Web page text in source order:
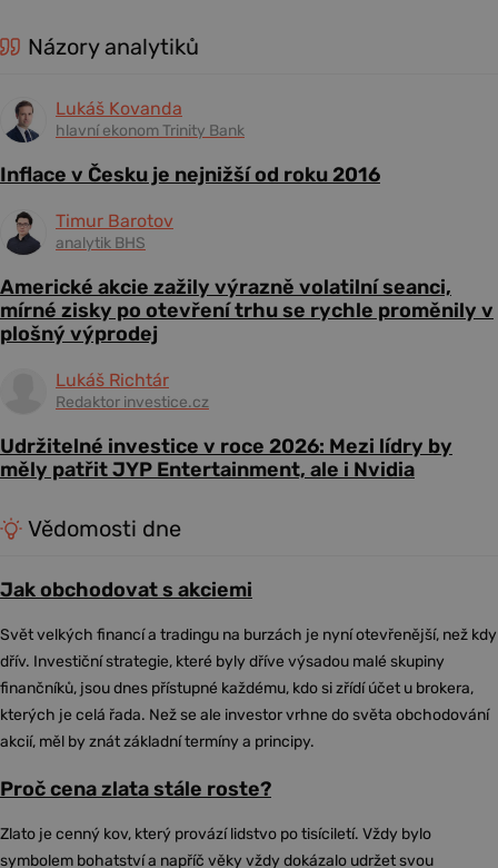
Názory analytiků
Lukáš Kovanda
hlavní ekonom Trinity Bank
Inflace v Česku je nejnižší od roku 2016
Timur Barotov
analytik BHS
Americké akcie zažily výrazně volatilní seanci,
mírné zisky po otevření trhu se rychle proměnily v
plošný výprodej
Lukáš Richtár
Redaktor investice.cz
Udržitelné investice v roce 2026: Mezi lídry by
měly patřit JYP Entertainment, ale i Nvidia
Vědomosti dne
Jak obchodovat s akciemi
Svět velkých financí a tradingu na burzách je nyní otevřenější, než kdy
dřív. Investiční strategie, které byly dříve výsadou malé skupiny
finančníků, jsou dnes přístupné každému, kdo si zřídí účet u brokera,
kterých je celá řada. Než se ale investor vrhne do světa obchodování
akcií, měl by znát základní termíny a principy.
Proč cena zlata stále roste?
Zlato je cenný kov, který provází lidstvo po tisíciletí. Vždy bylo
symbolem bohatství a napříč věky vždy dokázalo udržet svou